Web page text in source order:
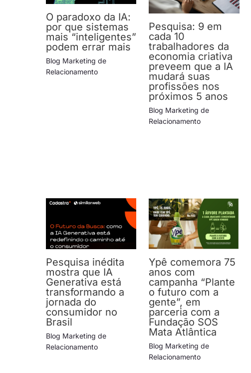
O paradoxo da IA:
por que sistemas
mais “inteligentes”
podem errar mais
Blog Marketing de
Relacionamento
Pesquisa: 9 em
cada 10
trabalhadores da
economia criativa
preveem que a IA
mudará suas
profissões nos
próximos 5 anos
Blog Marketing de
Relacionamento
Pesquisa inédita
mostra que IA
Generativa está
transformando a
jornada do
consumidor no
Brasil
Blog Marketing de
Relacionamento
Ypê comemora 75
anos com
campanha “Plante
o futuro com a
gente”, em
parceria com a
Fundação SOS
Mata Atlântica
Blog Marketing de
Relacionamento